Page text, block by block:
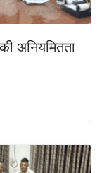
अनियमितता